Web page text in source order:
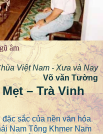
âm
Việt Nam - Xưa và Nay
Võ văn Tường
– Trà Vinh
sắc của nền văn hóa
Nam Tông Khmer Nam